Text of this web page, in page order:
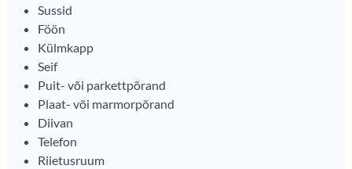
Sussid
Föön
Külmkapp
Seif
Puit- või parkettpõrand
Plaat- või marmorpõrand
Diivan
Telefon
Riietusruum